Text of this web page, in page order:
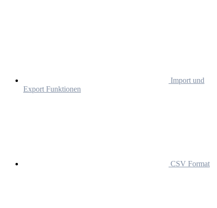
Import und
Export Funktionen
CSV Format